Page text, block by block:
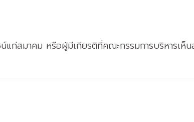
น์แก่สมาคม หรือผู้มีเกียรติที่คณะกรรมการบริหารเ